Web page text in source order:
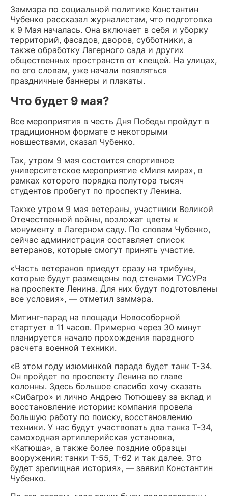
Заммэра по социальной политике Константин
Чубенко рассказал журналистам, что подготовка
к 9 Мая началась. Она включает в себя и уборку
территорий, фасадов, дворов, субботники, а
также обработку Лагерного сада и других
общественных пространств от клещей. На улицах,
по его словам, уже начали появляться
праздничные баннеры и плакаты.
Что будет 9 мая?
Все мероприятия в честь Дня Победы пройдут в
традиционном формате с некоторыми
новшествами, сказал Чубенко.
Так, утром 9 мая состоится спортивное
университетское мероприятие «Миля мира», в
рамках которого порядка полутора тысяч
студентов пробегут по проспекту Ленина.
Также утром 9 мая ветераны, участники Великой
Отечественной войны, возложат цветы к
монументу в Лагерном саду. По словам Чубенко,
сейчас администрация составляет список
ветеранов, которые смогут принять участие.
«Часть ветеранов приедут сразу на трибуны,
которые будут размещены под стенами ТУСУРа
на проспекте Ленина. Для них будут подготовлены
все условия», — отметил заммэра.
Митинг-парад на площади Новособорной
стартует в 11 часов. Примерно через 30 минут
планируется начало прохождения парадного
расчета военной техники.
«В этом году изюминкой парада будет танк Т-34.
Он пройдет по проспекту Ленина во главе
колонны. Здесь большое спасибо хочу сказать
«Сибагро» и лично Андрею Тютюшеву за вклад и
восстановление истории: компания провела
большую работу по поиску, восстановлению
техники. У нас будут участвовать два танка Т-34,
самоходная артиллерийская установка,
«Катюша», а также более поздние образцы
вооружения: танки Т-55, Т-62 и так далее. Это
будет зрелищная история», — заявил Константин
Чубенко.